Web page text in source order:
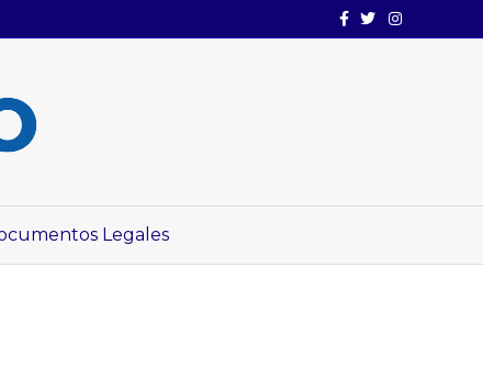
Facebook
TwitterInstagram
Legales